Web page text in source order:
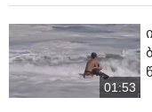
01:53